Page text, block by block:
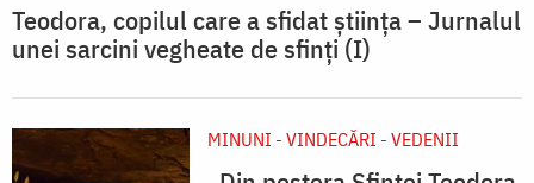
Teodora, copilul care a sfidat știința – Jurnalul
unei sarcini vegheate de sfinți (I)
MINUNI - VINDECĂRI - VEDENII